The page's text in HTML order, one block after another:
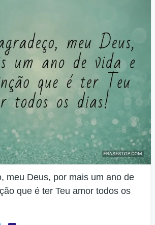
meu Deus, por mais um ano de
que é ter Teu amor todos os